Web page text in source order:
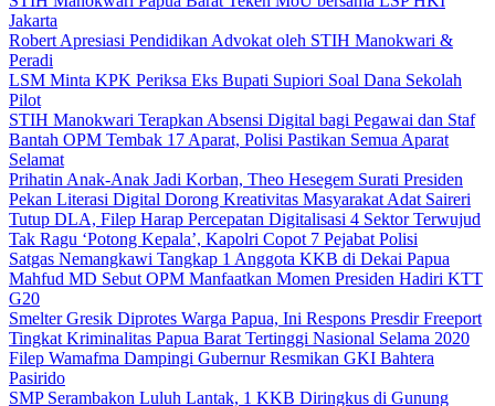
Jakarta
Robert Apresiasi Pendidikan Advokat oleh STIH Manokwari &
Peradi
LSM Minta KPK Periksa Eks Bupati Supiori Soal Dana Sekolah
Pilot
STIH Manokwari Terapkan Absensi Digital bagi Pegawai dan Staf
Bantah OPM Tembak 17 Aparat, Polisi Pastikan Semua Aparat
Selamat
Prihatin Anak-Anak Jadi Korban, Theo Hesegem Surati Presiden
Pekan Literasi Digital Dorong Kreativitas Masyarakat Adat Saireri
Tutup DLA, Filep Harap Percepatan Digitalisasi 4 Sektor Terwujud
Tak Ragu ‘Potong Kepala’, Kapolri Copot 7 Pejabat Polisi
Satgas Nemangkawi Tangkap 1 Anggota KKB di Dekai Papua
Mahfud MD Sebut OPM Manfaatkan Momen Presiden Hadiri KTT
G20
Smelter Gresik Diprotes Warga Papua, Ini Respons Presdir Freeport
Tingkat Kriminalitas Papua Barat Tertinggi Nasional Selama 2020
Filep Wamafma Dampingi Gubernur Resmikan GKI Bahtera
Pasirido
SMP Serambakon Luluh Lantak, 1 KKB Diringkus di Gunung